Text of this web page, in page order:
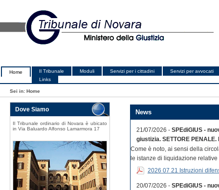
Home Il Tribunale Moduli Servizi per i cittadini
Servizi per avvocati
Links
Sei in: Home
News
21/07/2026 - SPEdiGIUS -
giustizia. SETTORE
Come è noto, ai sensi della
le istanze di liquidazione
2026 07 21 Istruzioni
20/07/2026 - SPEdiGIUS -
Dove Siamo
Il Tribunale ordinario di Novara è ubicato
in Via Baluardo Alfonso Lamarmora 17